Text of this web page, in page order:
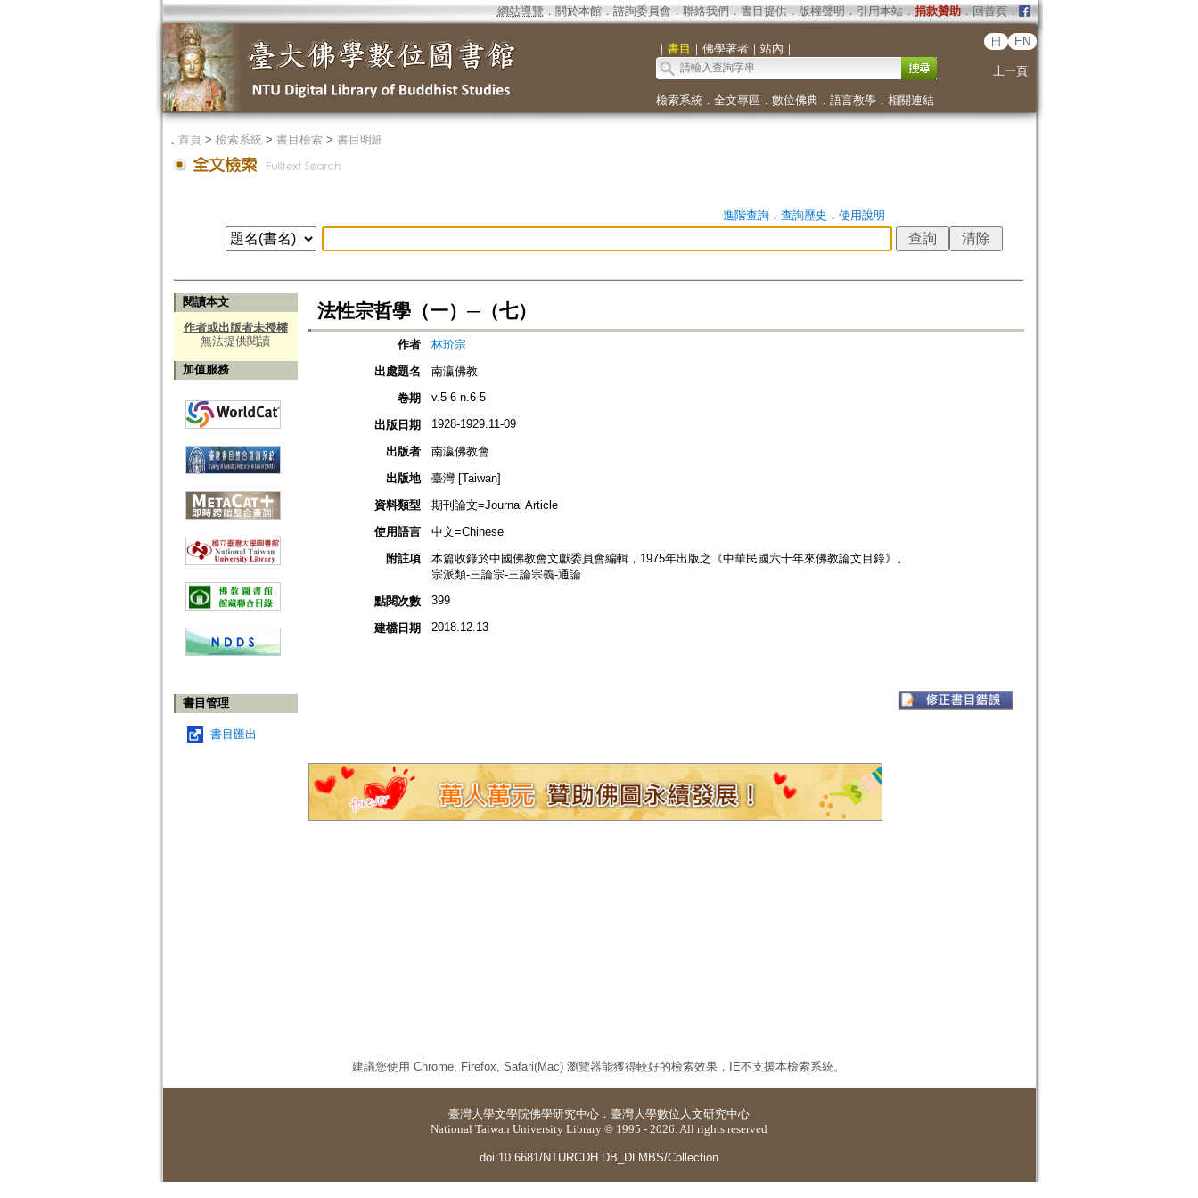
網站導覽 ． 關於本館． 諮詢委員會． 聯絡我們 ． 書目提供． 版權聲明 ． 引用本站． 捐款贊助．回首頁．
｜ 書目 ｜ 佛學著者｜ 站內 ｜
日 EN
上一頁
檢索系統． 全文專區 ． 數位佛典． 語言教學． 相關連結
． 首頁> 檢索系統> 書目檢索> 書目明細
進階查詢． 查詢歷史 ． 使用說明
閱讀本文
作者或出版者未授權
無法提供閱讀
加值服務
書目管理
書目匯出
法性宗哲學（一）─（七）
作者
林玠宗
出處題名
南瀛佛教
卷期
v.5-6 n.6-5
出版日期 1928-1929.11-09
出版者
南瀛佛教會
出版地
臺灣 [Taiwan]
資料類型
期刊論文=Journal Article
使用語言
中文=Chinese
附註項
本篇收錄於中國佛教會文獻委員會編輯，1975年出版之《中華民國六十年來佛教論文目錄》。
宗派類-三論宗-三論宗義-通論
點閱次數
399
建檔日期 2018.12.13
建議您使用 Chrome, Firefox, Safari(Mac) 瀏覽器能獲得較好的檢索效果，IE不支援本檢索系統。
臺灣大學文學院佛學研究中心 ． 臺灣大學數位人文研究中心
National Taiwan University Library © 1995 - 2026. All rights reserved
doi:10.6681/NTURCDH.DB_DLMBS/Collection